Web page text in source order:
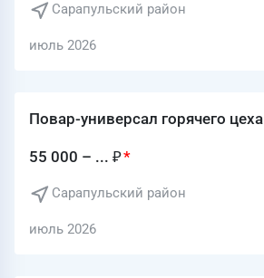
Сарапульский район
июль 2026
Повар-универсал горячего цеха
55 000 – ... ₽
Сарапульский район
июль 2026